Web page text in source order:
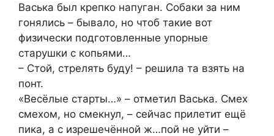
Васька был крепко напуган. Собаки за ним
гонялись – бывало, но чтоб такие вот
физически подготовленные упорные
старушки с копьями…
– Стой, стрелять буду! – решила та взять на
понт.
«Весёлые старты…» – отметил Васька. Смех
смехом, но смекнул, – сейчас прилетит ещё
пика, а с изрешечённой ж…пой не уйти –